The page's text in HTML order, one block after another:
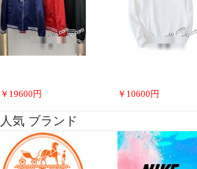
￥ 19600 円 ￥ 10600 円
人気 ブランド